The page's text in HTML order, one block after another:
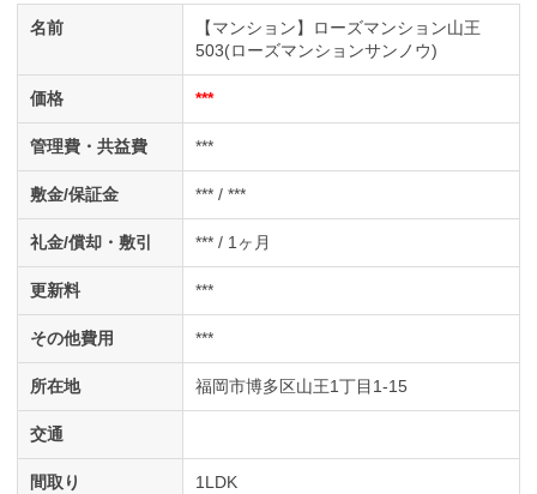
名前
【マンション】ローズマンション山王
503(ローズマンションサンノウ)
価格 ***
管理費・共益費 ***
敷金/保証金 *** / ***
礼金/償却・敷引 *** / 1ヶ月
更新料 ***
その他費用 ***
所在地 福岡市博多区山王1丁目1-15
交通
間取り
1LDK